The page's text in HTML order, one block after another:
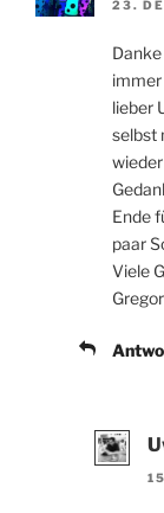
23.
immer
lieber
selbst
Ende
paar
Viele
Gregor